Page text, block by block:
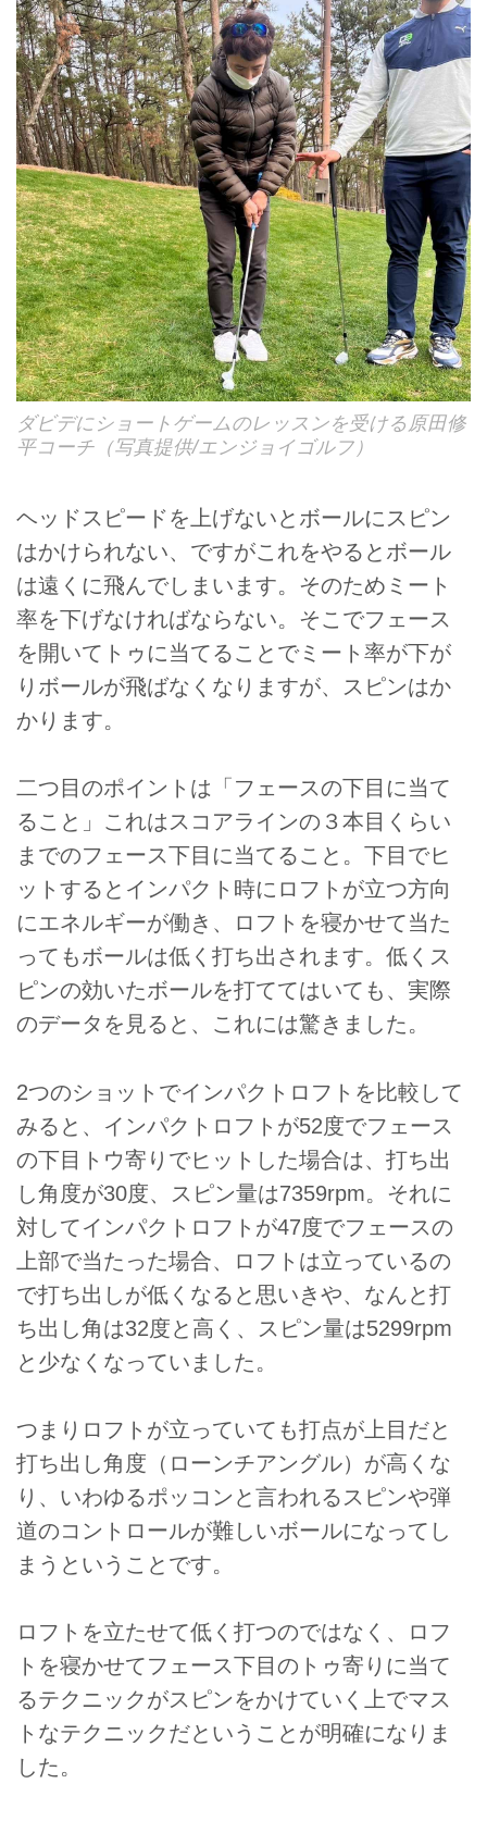
ダビデにショートゲームのレッスンを受ける原田修
平コーチ（写真提供/エンジョイゴルフ）
ヘッドスピードを上げないとボールにスピン
はかけられない、ですがこれをやるとボール
は遠くに飛んでしまいます。そのためミート
率を下げなければならない。そこでフェース
を開いてトゥに当てることでミート率が下が
りボールが飛ばなくなりますが、スピンはか
かります。
二つ目のポイントは「フェースの下目に当て
ること」これはスコアラインの３本目くらい
までのフェース下目に当てること。下目でヒ
ットするとインパクト時にロフトが立つ方向
にエネルギーが働き、ロフトを寝かせて当た
ってもボールは低く打ち出されます。低くス
ピンの効いたボールを打ててはいても、実際
のデータを見ると、これには驚きました。
2つのショットでインパクトロフトを比較して
みると、インパクトロフトが52度でフェース
の下目トウ寄りでヒットした場合は、打ち出
し角度が30度、スピン量は7359rpm。それに
対してインパクトロフトが47度でフェースの
上部で当たった場合、ロフトは立っているの
で打ち出しが低くなると思いきや、なんと打
ち出し角は32度と高く、スピン量は5299rpm
と少なくなっていました。
つまりロフトが立っていても打点が上目だと
打ち出し角度（ローンチアングル）が高くな
り、いわゆるポッコンと言われるスピンや弾
道のコントロールが難しいボールになってし
まうということです。
ロフトを立たせて低く打つのではなく、ロフ
トを寝かせてフェース下目のトゥ寄りに当て
るテクニックがスピンをかけていく上でマス
トなテクニックだということが明確になりま
した。